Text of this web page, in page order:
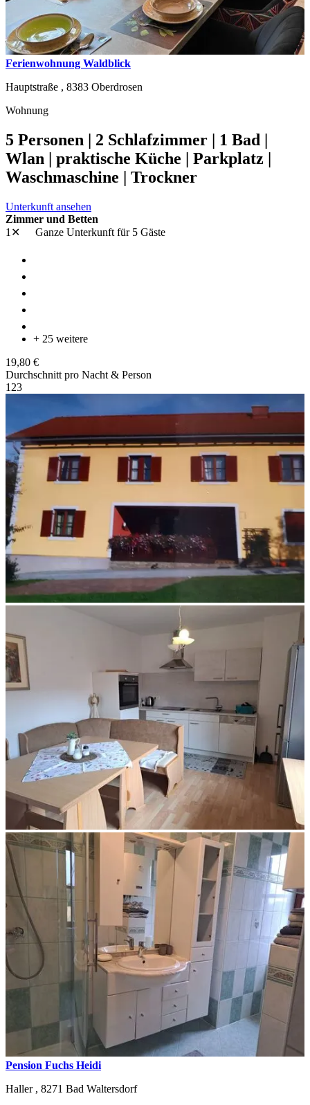
Ferienwohnung Waldblick
Hauptstraße , 8383 Oberdrosen
Wohnung
5 Personen | 2 Schlafzimmer | 1 Bad |
Wlan | praktische Küche | Parkplatz |
Waschmaschine | Trockner
Unterkunft ansehen
Zimmer und Betten
1✕
Ganze Unterkunft für 5 Gäste
+ 25 weitere
19,80 €
Durchschnitt pro Nacht & Person
1 23
Pension Fuchs Heidi
Haller , 8271 Bad Waltersdorf